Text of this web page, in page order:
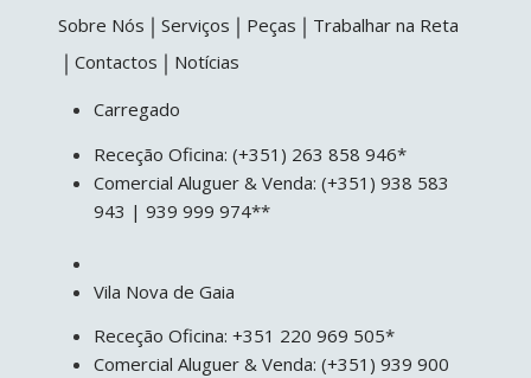
Sobre Nós Serviços Peças
Trabalhar na Reta
Contactos
Notícias
Carregado
Receção Oficina: (+351) 263 858 946*
Comercial Aluguer & Venda: (+351) 938 583
943 | 939 999 974**
Vila Nova de Gaia
Receção Oficina: +351 220 969 505*
Comercial Aluguer & Venda: (+351) 939 900